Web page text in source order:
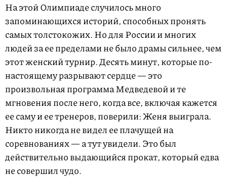
На этой Олимпиаде случилось много
запоминающихся историй, способных пронять
самых толстокожих. Но для России и многих
людей за ее пределами не было драмы сильнее, чем
этот женский турнир. Десять минут, которые по-
настоящему разрывают сердце — это
произвольная программа Медведевой и те
мгновения после него, когда все, включая кажется
ее саму и ее тренеров, поверили: Женя выиграла.
Никто никогда не видел ее плачущей на
соревнованиях — а тут увидели. Это был
действительно выдающийся прокат, который едва
не совершил чудо.